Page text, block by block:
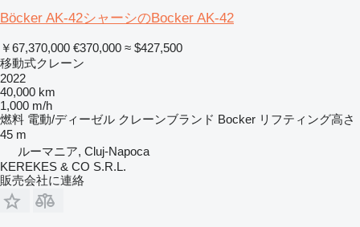
Böcker AK-42シャーシのBocker AK-42
￥67,370,000 €370,000 ≈ $427,500
移動式クレーン
2022
40,000 km
1,000 m/h
燃料 電動/ディーゼル クレーンブランド Bocker リフティング高さ
45 m
ルーマニア, Cluj-Napoca
KEREKES & CO S.R.L.
販売会社に連絡